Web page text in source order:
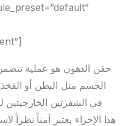
حقن الدهون هو عملية
الجسم مثل البطن أو
في الشفرتين الخارجيتين
هذا الإجراء يعتبر آمناً نظراً